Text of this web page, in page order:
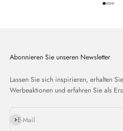
Abonnieren Sie unseren Newsletter
Lassen Sie sich inspirieren, erhalten
Werbeaktionen und erfahren Sie als
E-Mail
Abonnieren